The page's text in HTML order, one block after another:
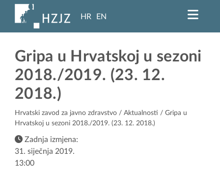
HR EN
Gripa u Hrvatskoj u sezoni
2018./2019. (23. 12.
2018.)
Hrvatski zavod za javno zdravstvo / Aktualnosti / Gripa u
Hrvatskoj u sezoni 2018./2019. (23. 12. 2018.)
Zadnja izmjena:
31. siječnja 2019.
13:00